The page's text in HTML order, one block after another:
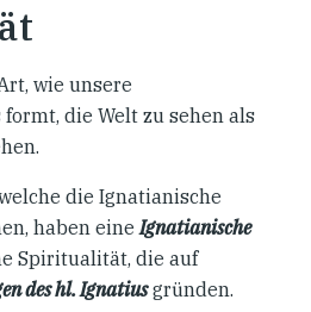
wie unsere
die Welt zu sehen als
die Ignatianische
haben eineIgnatianische
Spiritualität, die auf
des hl. Ignatiusgründen.